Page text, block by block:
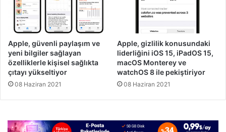
Apple, güvenli paylaşım ve
yeni bilgiler sağlayan
özelliklerle kişisel sağlıkta
çıtayı yükseltiyor
08 Haziran 2021
Apple, gizlilik konusundaki
liderliğini iOS 15, iPadOS 15,
macOS Monterey ve
watchOS 8 ile pekiştiriyor
08 Haziran 2021